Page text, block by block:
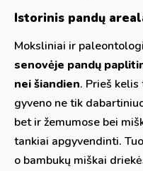
Istorinis pandų
Moksliniai ir
senovėje pandų
nei šiandien. Prieš
gyveno ne tik
bet ir žemumose bei
tankiai apgyvendinti.
o bambukų miškai